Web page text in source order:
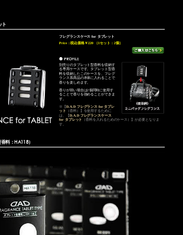
ト
フレグランスケース for タブレット
Price：税込価格￥220 （1セット：2個）
別売りのタブレット型香料を収納す
る専用ケースです。タブレット型香
料を収納したこのケースを、フレグ
ランス系商品の本体に入れることで
香りを楽しめます。
香りが弱い場合は2個同時に使用す
ることで香りを強めることができま
す。
※【D.A.D フレグランス for タブレ
ット （香料）】を使用するために
は、【D.A.D フレグランスケース
for タブレット （香料を入れるためのケース）】が必要となりま
す。
料：HA118）